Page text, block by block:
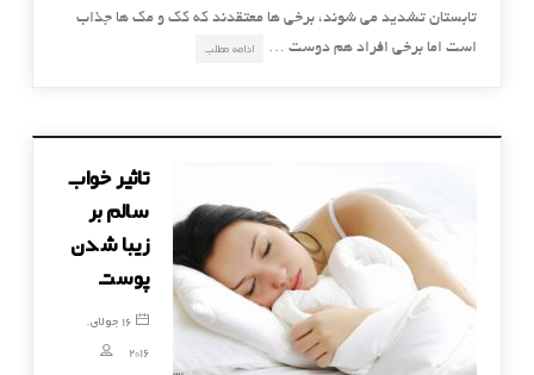
تابستان تشدید می شوند، برخی ها معتقدند که کک و مک ها جذاب
است اما برخی افراد هم دوست …
ادامه مطلب
تاثیر خواب
سالم بر
زیبا شدن
پوست
16 جولای,
2016